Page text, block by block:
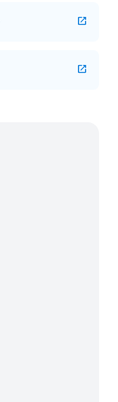
open_in_new
open_in_new